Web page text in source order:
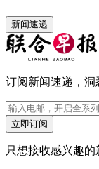
新闻速递
订阅新闻速递，洞
立即订阅
只想接收感兴趣的